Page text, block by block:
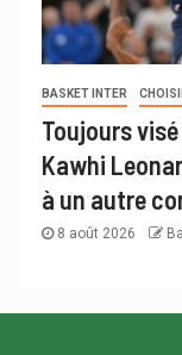
BASKET INTER
Toujours
Kawhi
à un autre
8 août 2026